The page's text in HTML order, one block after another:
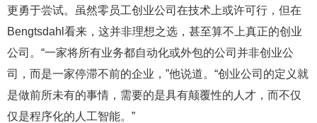
更勇于尝试。虽然零员工创业公司在技术上或许可行，但在
Bengtsdahl看来，这并非理想之选，甚至算不上真正的创业
公司。“一家将所有业务都自动化或外包的公司并非创业公
司，而是一家停滞不前的企业，”他说道。“创业公司的定义就
是做前所未有的事情，需要的是具有颠覆性的人才，而不仅
仅是程序化的人工智能。”